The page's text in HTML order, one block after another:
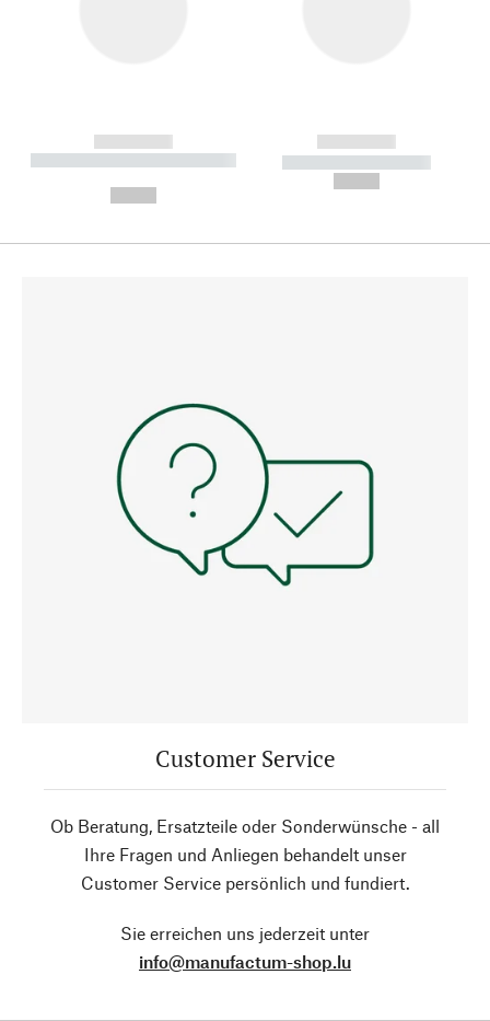
------------
----------- ----------- --------
------------
----------- -----------
Customer Service
Ob Beratung, Ersatzteile oder Sonderwünsche - all
Ihre Fragen und Anliegen behandelt unser
Customer Service persönlich und fundiert.
Sie erreichen uns jederzeit unter
info@manufactum-shop.lu